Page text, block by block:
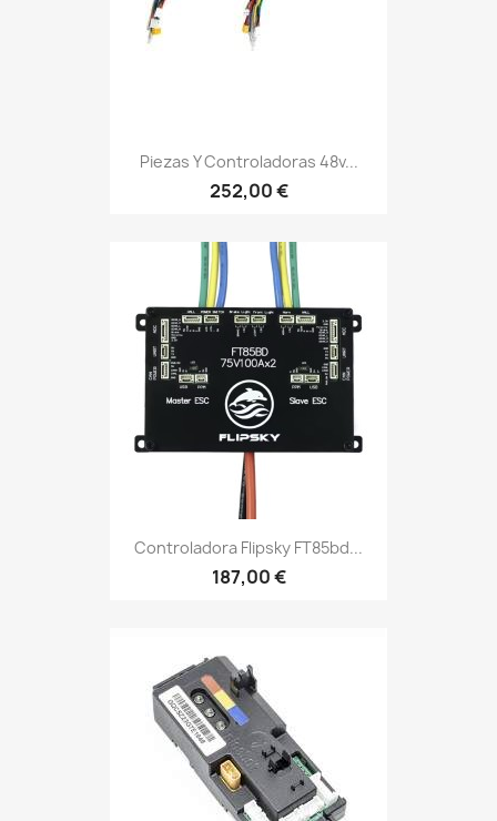
Piezas Y Controladoras 48v...
252,00 €
Controladora Flipsky FT85bd...
187,00 €